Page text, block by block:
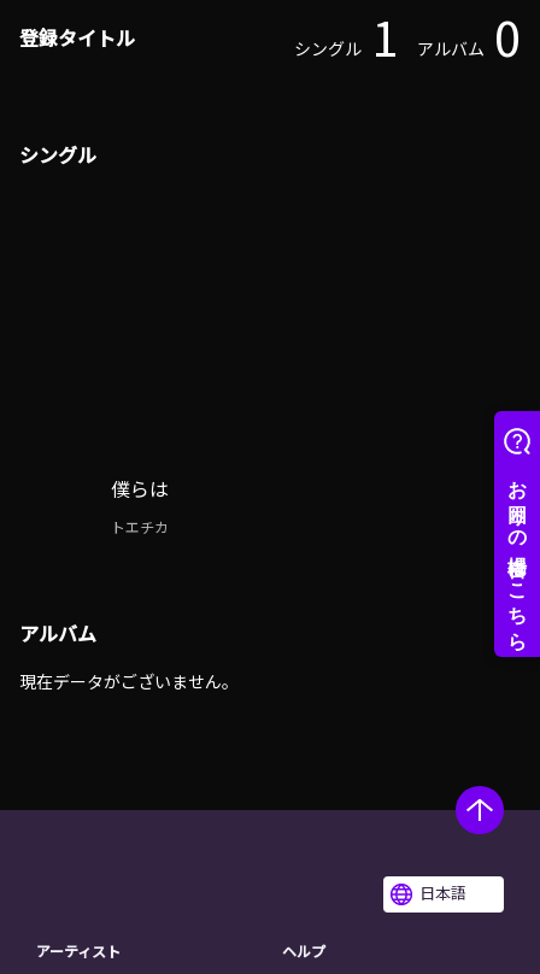
登録タイトル シングル 1 アルバム 0
シングル
僕らは
トエチカ
アルバム
現在データがございません。
日本語
アーティスト ヘルプ